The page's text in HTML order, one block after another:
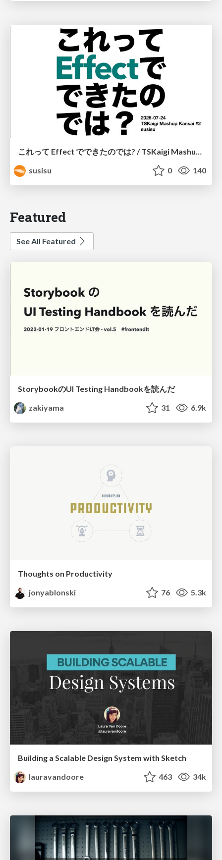
これって Effect でできたのでは? / TSKaigi Mashup Kansai #2
susisu
0 140
Featured
See All Featured
StorybookのUI Testing Handbookを読んだ
zakiyama
31 6.9k
Thoughts on Productivity
jonyablonski
76 5.3k
Building a Scalable Design System with Sketch
lauravandoore
463 34k